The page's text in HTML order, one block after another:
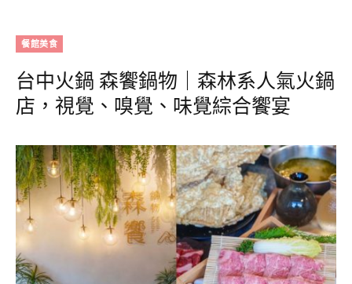
餐館美食
台中火鍋 森饗鍋物｜森林系人氣火鍋
店，視覺、嗅覺、味覺綜合饗宴